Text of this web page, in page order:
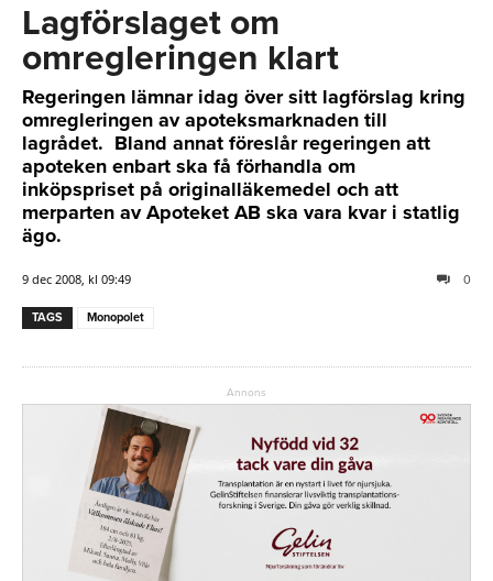
Lagförslaget om
omregleringen klart
Regeringen lämnar idag över sitt lagförslag kring
omregleringen av apoteksmarknaden till
lagrådet. Bland annat föreslår regeringen att
apoteken enbart ska få förhandla om
inköpspriset på originalläkemedel och att
merparten av Apoteket AB ska vara kvar i statlig
ägo.
9 dec 2008, kl 09:49 0
TAGS Monopolet
Annons